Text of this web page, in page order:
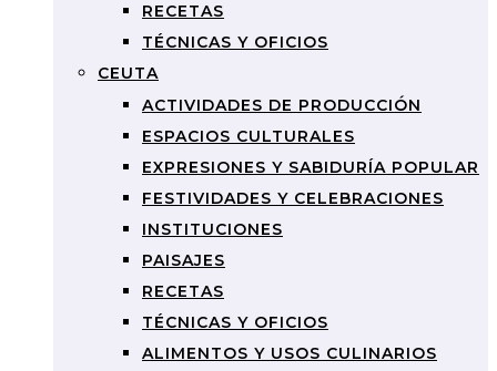
RECETAS
TÉCNICAS Y OFICIOS
CEUTA
ACTIVIDADES DE PRODUCCIÓN
ESPACIOS CULTURALES
EXPRESIONES Y SABIDURÍA POPULAR
FESTIVIDADES Y CELEBRACIONES
INSTITUCIONES
PAISAJES
RECETAS
TÉCNICAS Y OFICIOS
ALIMENTOS Y USOS CULINARIOS